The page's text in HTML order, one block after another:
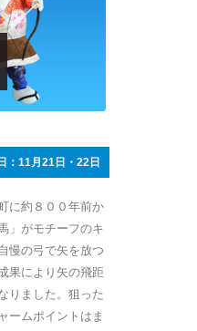
：11月21日・22日
に約８００年前か
」がモチーフのキ
慢の弓で矢を放つ
果により矢の飛距
りました。狙った
ームポイントはま